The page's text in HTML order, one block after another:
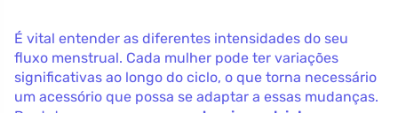
É vital entender as diferentes intensidades do seu
fluxo menstrual. Cada mulher pode ter variações
significativas ao longo do ciclo, o que torna necessário
um acessório que possa se adaptar a essas mudanças.